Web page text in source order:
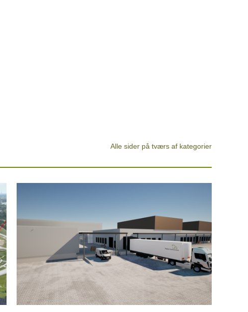
Alle sider på tværs af kategorier